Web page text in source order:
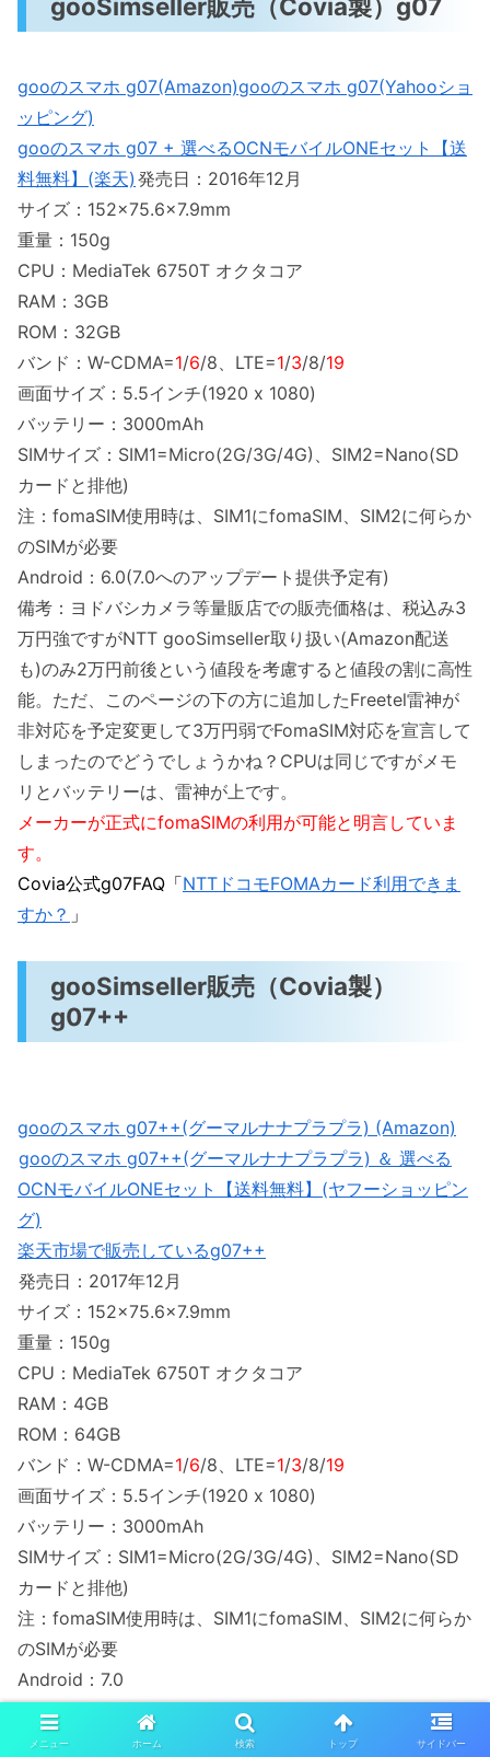
gooのスマホ g07(Amazon)gooのスマホ g07(Yahooショ
ッピング)
gooのスマホ g07 + 選べるOCNモバイルONEセット【送
料無料】(楽天) 発売日：2016年12月
サイズ：152×75.6×7.9mm
重量：150g
CPU：MediaTek 6750T オクタコア
RAM：3GB
ROM：32GB
バンド：W-CDMA=1/6/8、LTE=1/3/8/19
画面サイズ：5.5インチ(1920 x 1080)
バッテリー：3000mAh
SIMサイズ：SIM1=Micro(2G/3G/4G)、SIM2=Nano(SD
カードと排他)
注：fomaSIM使用時は、SIM1にfomaSIM、SIM2に何らか
のSIMが必要
Android：6.0(7.0へのアップデート提供予定有)
備考：ヨドバシカメラ等量販店での販売価格は、税込み3
万円強ですがNTT gooSimseller取り扱い(Amazon配送
も)のみ2万円前後という値段を考慮すると値段の割に高性
能。ただ、このページの下の方に追加したFreetel雷神が
非対応を予定変更して3万円弱でFomaSIM対応を宣言して
しまったのでどうでしょうかね？CPUは同じですがメモ
リとバッテリーは、雷神が上です。
メーカーが正式にfomaSIMの利用が可能と明言していま
す。
Covia公式g07FAQ「NTTドコモFOMAカード利用できま
すか？ 」
gooSimseller販売（Covia製）
g07++
gooのスマホ g07++(グーマルナナプラプラ) (Amazon)
gooのスマホ g07++(グーマルナナプラプラ) ＆ 選べる
OCNモバイルONEセット【送料無料】(ヤフーショッピン
グ)
楽天市場で販売しているg07++
発売日：2017年12月
サイズ：152×75.6×7.9mm
重量：150g
CPU：MediaTek 6750T オクタコア
RAM：4GB
ROM：64GB
バンド：W-CDMA=1/6/8、LTE=1/3/8/19
画面サイズ：5.5インチ(1920 x 1080)
バッテリー：3000mAh
SIMサイズ：SIM1=Micro(2G/3G/4G)、SIM2=Nano(SD
カードと排他)
注：fomaSIM使用時は、SIM1にfomaSIM、SIM2に何らか
のSIMが必要
Android：7.0
NFC：無
電子コンパス：有
メニュー ホーム 検索 トップ サイドバー